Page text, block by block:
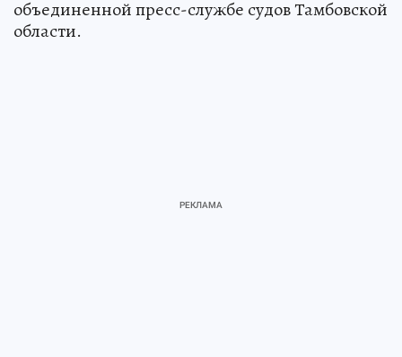
объединенной пресс-службе судов Тамбовской
области.